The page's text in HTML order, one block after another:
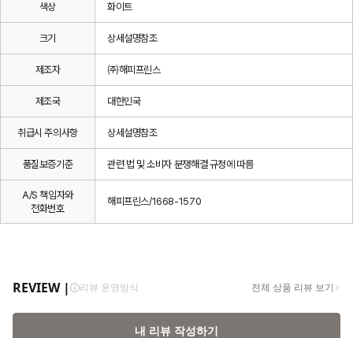
색상 화이트
크기 상세설명참조
제조자 ㈜해피프린스
제조국 대한민국
취급시 주의사항 상세설명참조
품질보증기준 관련 법 및 소비자 분쟁해결 규정에 따름
A/S 책임자와
전화번호
해피프린스/1668-1570